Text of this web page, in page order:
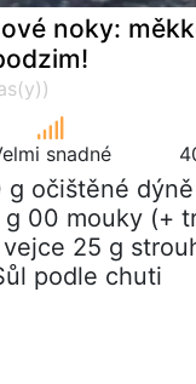
noky:
snadné
g očištěné
g 00 mouky (+
25 g
podle chuti